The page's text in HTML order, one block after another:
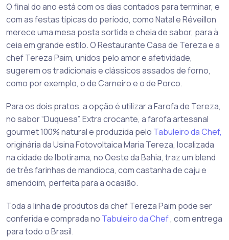
O final do ano está com os dias contados para terminar, e
com as festas típicas do período, como Natal e Réveillon
merece uma mesa posta sortida e cheia de sabor, para à
ceia em grande estilo. O Restaurante Casa de Tereza e a
chef Tereza Paim, unidos pelo amor e afetividade,
sugerem os tradicionais e clássicos assados de forno,
como por exemplo, o de Carneiro e o de Porco.
Para os dois pratos, a opção é utilizar a Farofa de Tereza,
no sabor “Duquesa”. Extra crocante, a farofa artesanal
gourmet 100% natural e produzida pelo Tabuleiro da Chef,
originária da Usina Fotovoltaica Maria Tereza, localizada
na cidade de Ibotirama, no Oeste da Bahia, traz um blend
de três farinhas de mandioca, com castanha de caju e
amendoim, perfeita para a ocasião.
Toda a linha de produtos da chef Tereza Paim pode ser
conferida e comprada no Tabuleiro da Chef, com entrega
para todo o Brasil.